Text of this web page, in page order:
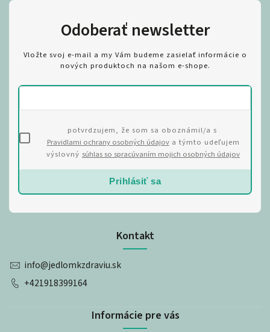
Kontakt
info@jedlomkzdraviu.sk
+421918399164
Informácie pre vás
Odoberať newsletter
Vložte svoj e-mail a my Vám budeme zasielať informácie o
nových produktoch na našom e-shope.
potvrdzujem, že som sa oboznámil/a s
Pravidlami ochrany osobných údajova týmto udeľujem
výslovný súhlas so spracúvaním mojich osobných údajov
Prihlásiť sa